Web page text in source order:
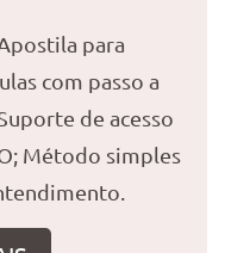
para
com passo a
de acesso
Método simples